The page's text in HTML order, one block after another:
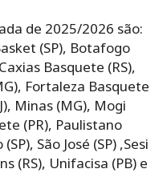
de 2025/2026 são:
(SP), Botafogo
Basquete (RS),
Fortaleza Basquete
Minas (MG), Mogi
(PR), Paulistano
São José (SP) ,Sesi
(RS), Unifacisa (PB) e